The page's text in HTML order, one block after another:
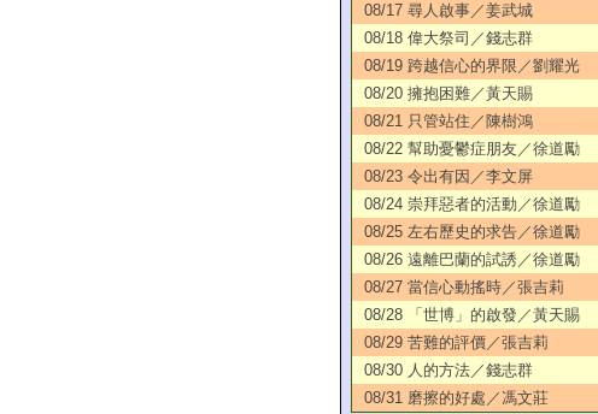
08/17 尋人啟事／姜武城
08/18 偉大祭司／錢志群
08/19 跨越信心的界限／劉耀光
08/20 擁抱困難／黃天賜
08/21 只管站住／陳樹鴻
08/22 幫助憂鬱症朋友／徐道勵
08/23 令出有因／李文屏
08/24 崇拜惡者的活動／徐道勵
08/25 左右歷史的求告／徐道勵
08/26 遠離巴蘭的試誘／徐道勵
08/27 當信心動搖時／張吉莉
08/28 「世博」的啟發／黃天賜
08/29 苦難的評價／張吉莉
08/30 人的方法／錢志群
08/31 磨擦的好處／馮文莊